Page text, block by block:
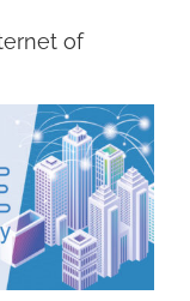
of